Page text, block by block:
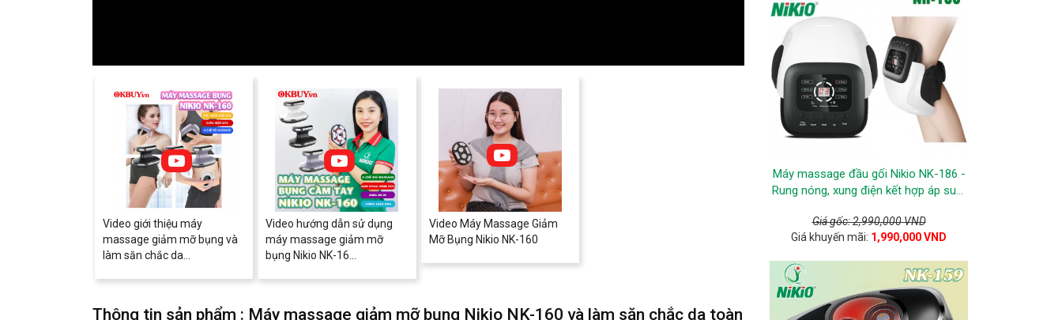
Video giới thiệu máy
massage giảm mỡ bụng và
làm săn chắc da...
Video hướng dẫn sử dụng
máy massage giảm mỡ
bụng Nikio NK-16...
Video Máy Massage Giảm
Mỡ Bụng Nikio NK-160
Thông tin sản phẩm : Máy massage giảm mỡ bụng Nikio NK-160 và làm săn chắc da toàn
Máy massage đầu gối Nikio NK-186 -
Rung nóng, xung điện kết hợp áp suất
Giá gốc: 2,990,000 VND
Giá khuyến mãi: 1,990,000 VND